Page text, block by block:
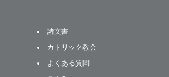
諸文書
カトリック教会
よくある質問